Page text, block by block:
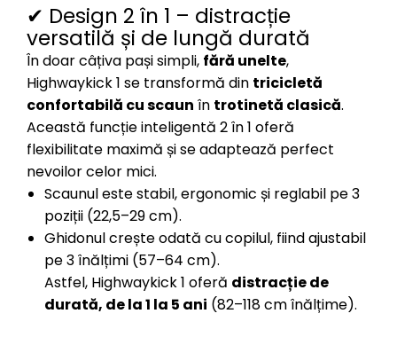
✔ Design 2 în 1 – distracție
versatilă și de lungă durată
În doar câțiva pași simpli, fără unelte,
Highwaykick 1 se transformă din tricicletă
confortabilă cu scaun în trotinetă clasică.
Această funcție inteligentă 2 în 1 oferă
flexibilitate maximă și se adaptează perfect
nevoilor celor mici.
Scaunul este stabil, ergonomic și reglabil pe 3
poziții (22,5–29 cm).
Ghidonul crește odată cu copilul, fiind ajustabil
pe 3 înălțimi (57–64 cm).
Astfel, Highwaykick 1 oferă distracție de
durată, de la 1 la 5 ani (82–118 cm înălțime).